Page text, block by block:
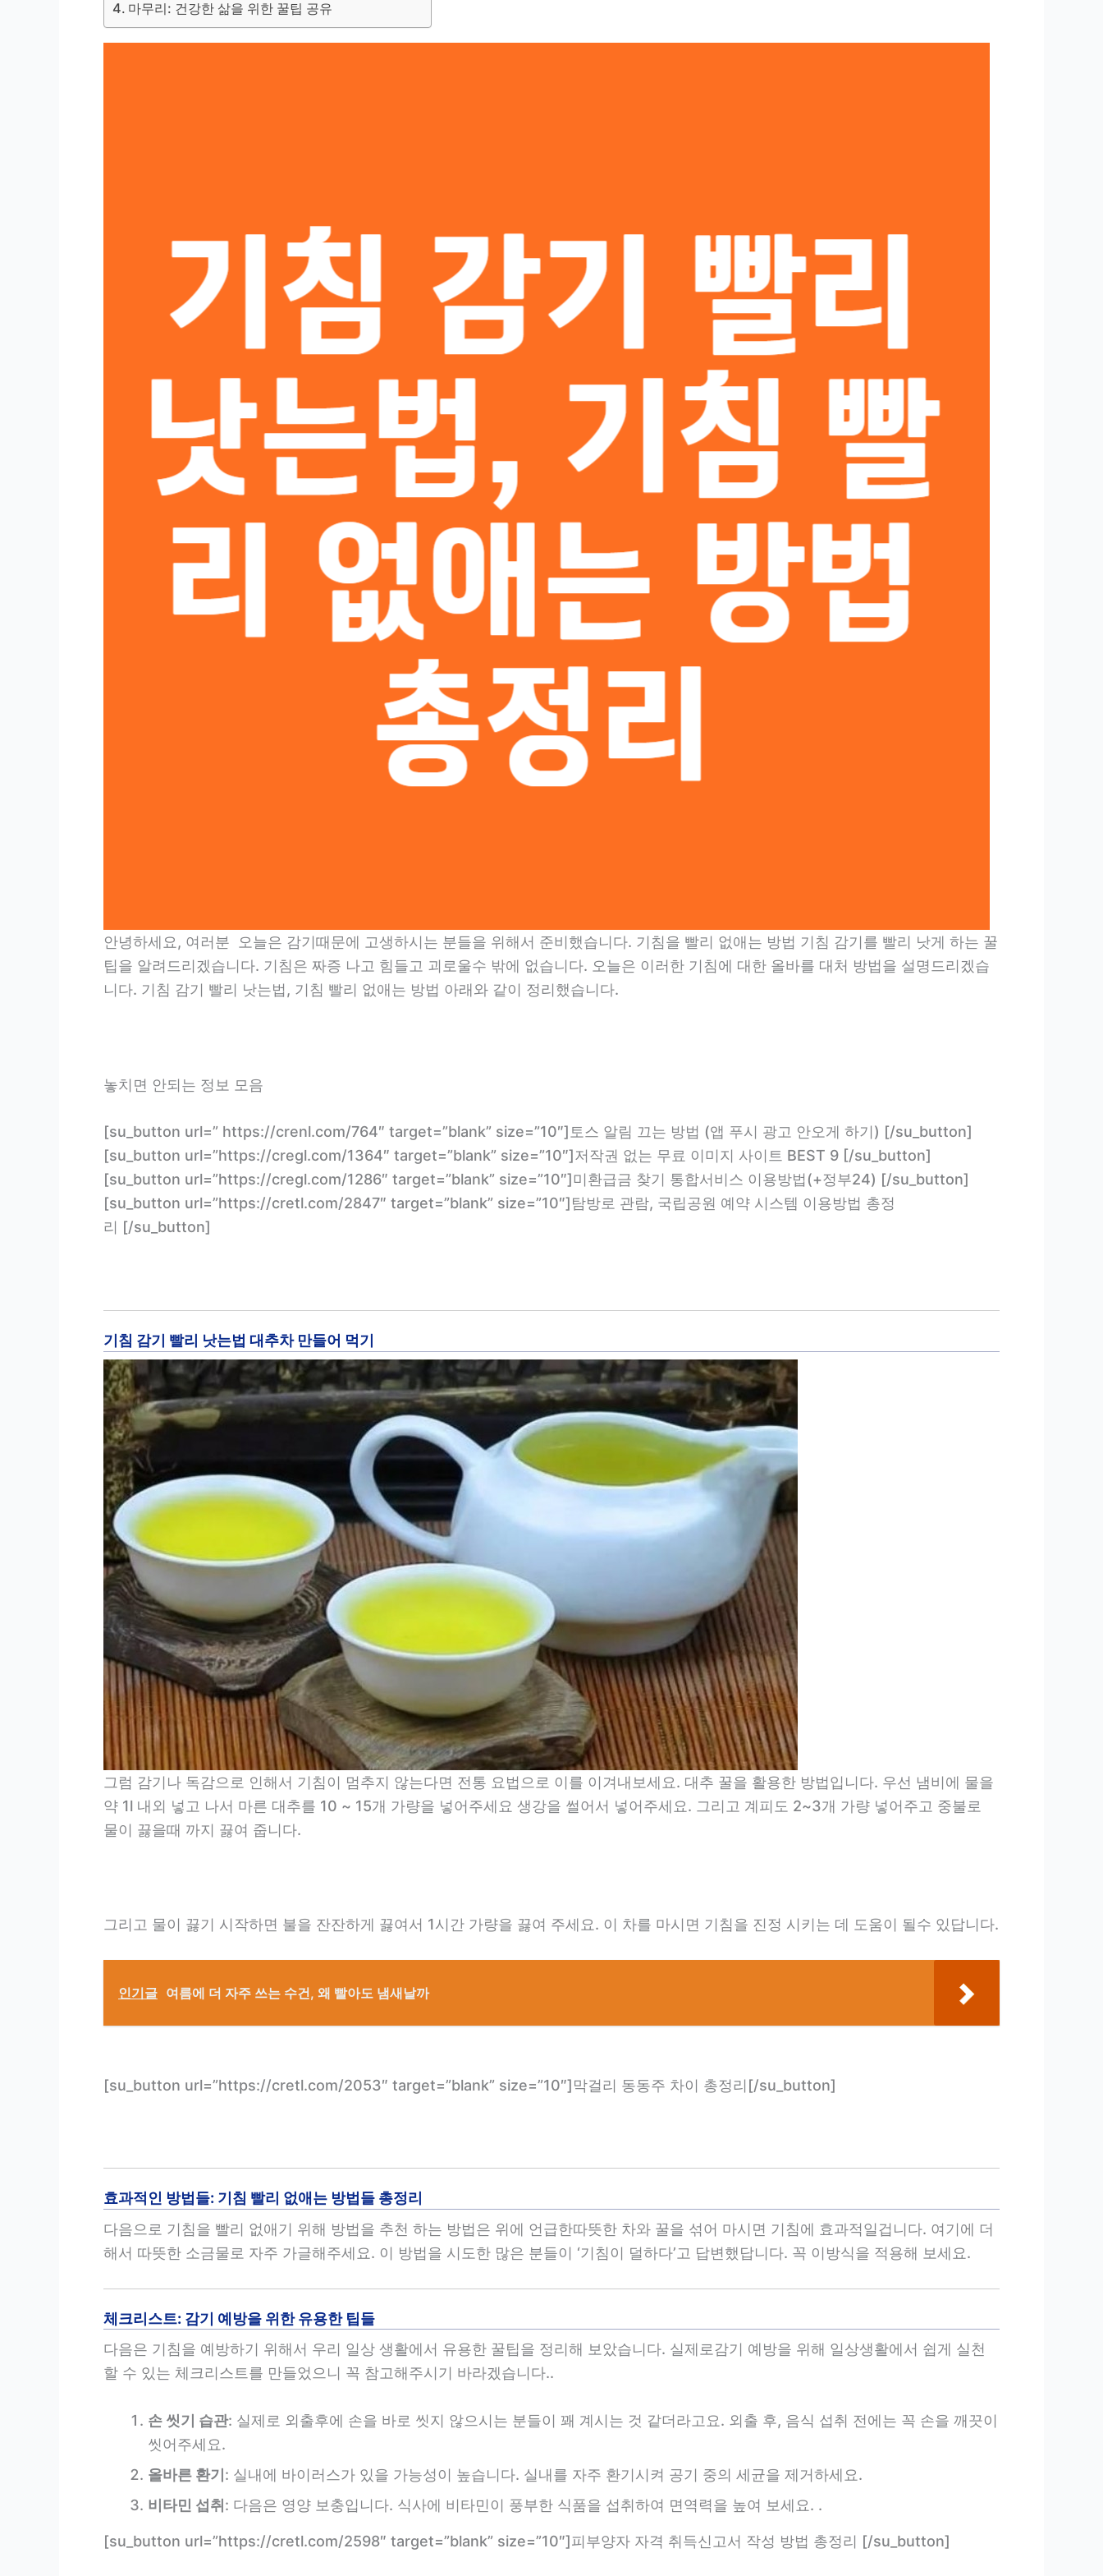
마무리: 건강한 삶을 위한 꿀팁 공유
안녕하세요, 여러분 오늘은 감기때문에 고생하시는 분들을 위해서 준비했습니다. 기침을 빨리 없애는 방법 기침 감기를 빨리 낫게 하는 꿀
팁을 알려드리겠습니다. 기침은 짜증 나고 힘들고 괴로울수 밖에 없습니다. 오늘은 이러한 기침에 대한 올바를 대처 방법을 설명드리겠습
니다. 기침 감기 빨리 낫는법, 기침 빨리 없애는 방법 아래와 같이 정리했습니다.
놓치면 안되는 정보 모음
[su_button url=” https://crenl.com/764″ target=”blank” size=”10″]토스 알림 끄는 방법 (앱 푸시 광고 안오게 하기) [/su_button]
[su_button url=”https://cregl.com/1364″ target=”blank” size=”10″]저작권 없는 무료 이미지 사이트 BEST 9 [/su_button]
[su_button url=”https://cregl.com/1286″ target=”blank” size=”10″]미환급금 찾기 통합서비스 이용방법(+정부24) [/su_button]
[su_button url=”https://cretl.com/2847″ target=”blank” size=”10″]탐방로 관람, 국립공원 예약 시스템 이용방법 총정
리 [/su_button]
기침 감기 빨리 낫는법 대추차 만들어 먹기
그럼 감기나 독감으로 인해서 기침이 멈추지 않는다면 전통 요법으로 이를 이겨내보세요. 대추 꿀을 활용한 방법입니다. 우선 냄비에 물을
약 1l 내외 넣고 나서 마른 대추를 10 ~ 15개 가량을 넣어주세요 생강을 썰어서 넣어주세요. 그리고 계피도 2~3개 가량 넣어주고 중불로
물이 끓을때 까지 끓여 줍니다.
그리고 물이 끓기 시작하면 불을 잔잔하게 끓여서 1시간 가량을 끓여 주세요. 이 차를 마시면 기침을 진정 시키는 데 도움이 될수 있답니다.
인기글 여름에 더 자주 쓰는 수건, 왜 빨아도 냄새날까
[su_button url=”https://cretl.com/2053″ target=”blank” size=”10″]막걸리 동동주 차이 총정리[/su_button]
효과적인 방법들: 기침 빨리 없애는 방법들 총정리
다음으로 기침을 빨리 없애기 위해 방법을 추천 하는 방법은 위에 언급한따뜻한 차와 꿀을 섞어 마시면 기침에 효과적일겁니다. 여기에 더
해서 따뜻한 소금물로 자주 가글해주세요. 이 방법을 시도한 많은 분들이 ‘기침이 덜하다’고 답변했답니다. 꼭 이방식을 적용해 보세요.
체크리스트: 감기 예방을 위한 유용한 팁들
다음은 기침을 예방하기 위해서 우리 일상 생활에서 유용한 꿀팁을 정리해 보았습니다. 실제로감기 예방을 위해 일상생활에서 쉽게 실천
할 수 있는 체크리스트를 만들었으니 꼭 참고해주시기 바라겠습니다..
손 씻기 습관: 실제로 외출후에 손을 바로 씻지 않으시는 분들이 꽤 계시는 것 같더라고요. 외출 후, 음식 섭취 전에는 꼭 손을 깨끗이
씻어주세요.
올바른 환기 : 실내에 바이러스가 있을 가능성이 높습니다. 실내를 자주 환기시켜 공기 중의 세균을 제거하세요.
비타민 섭취 : 다음은 영양 보충입니다. 식사에 비타민이 풍부한 식품을 섭취하여 면역력을 높여 보세요. .
[su_button url=”https://cretl.com/2598″ target=”blank” size=”10″]피부양자 자격 취득신고서 작성 방법 총정리 [/su_button]